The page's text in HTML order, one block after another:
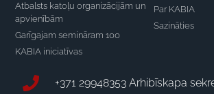
Atbalsts katoļu organizācijām un
apvienībām
Garīgajam semināram 100
KABIA iniciatīvas
Par KABIA
Sazināties
+371 29948353 Arhibīskapa